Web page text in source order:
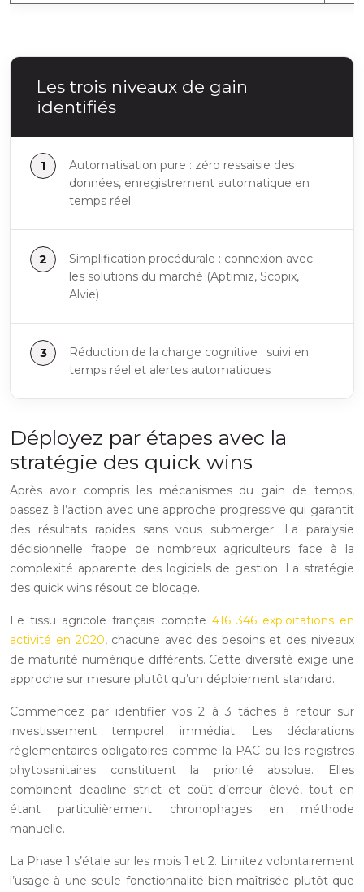
Les trois niveaux de gain
identifiés
Automatisation pure : zéro ressaisie des
données, enregistrement automatique en
temps réel
Simplification procédurale : connexion avec
les solutions du marché (Aptimiz, Scopix,
Alvie)
Réduction de la charge cognitive : suivi en
temps réel et alertes automatiques
Déployez par étapes avec la
stratégie des quick wins
Après avoir compris les mécanismes du gain de temps,
passez à l’action avec une approche progressive qui garantit
des résultats rapides sans vous submerger. La paralysie
décisionnelle frappe de nombreux agriculteurs face à la
complexité apparente des logiciels de gestion. La stratégie
des quick wins résout ce blocage.
Le tissu agricole français compte 416 346 exploitations en
activité en 2020, chacune avec des besoins et des niveaux
de maturité numérique différents. Cette diversité exige une
approche sur mesure plutôt qu’un déploiement standard.
Commencez par identifier vos 2 à 3 tâches à retour sur
investissement temporel immédiat. Les déclarations
réglementaires obligatoires comme la PAC ou les registres
phytosanitaires constituent la priorité absolue. Elles
combinent deadline strict et coût d’erreur élevé, tout en
étant particulièrement chronophages en méthode
manuelle.
La Phase 1 s’étale sur les mois 1 et 2. Limitez volontairement
l’usage à une seule fonctionnalité bien maîtrisée plutôt que